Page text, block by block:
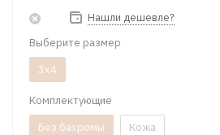
Нашли дешевле?
Выберите размер
3x4
Комплектующие
Без бахромы
Кожа